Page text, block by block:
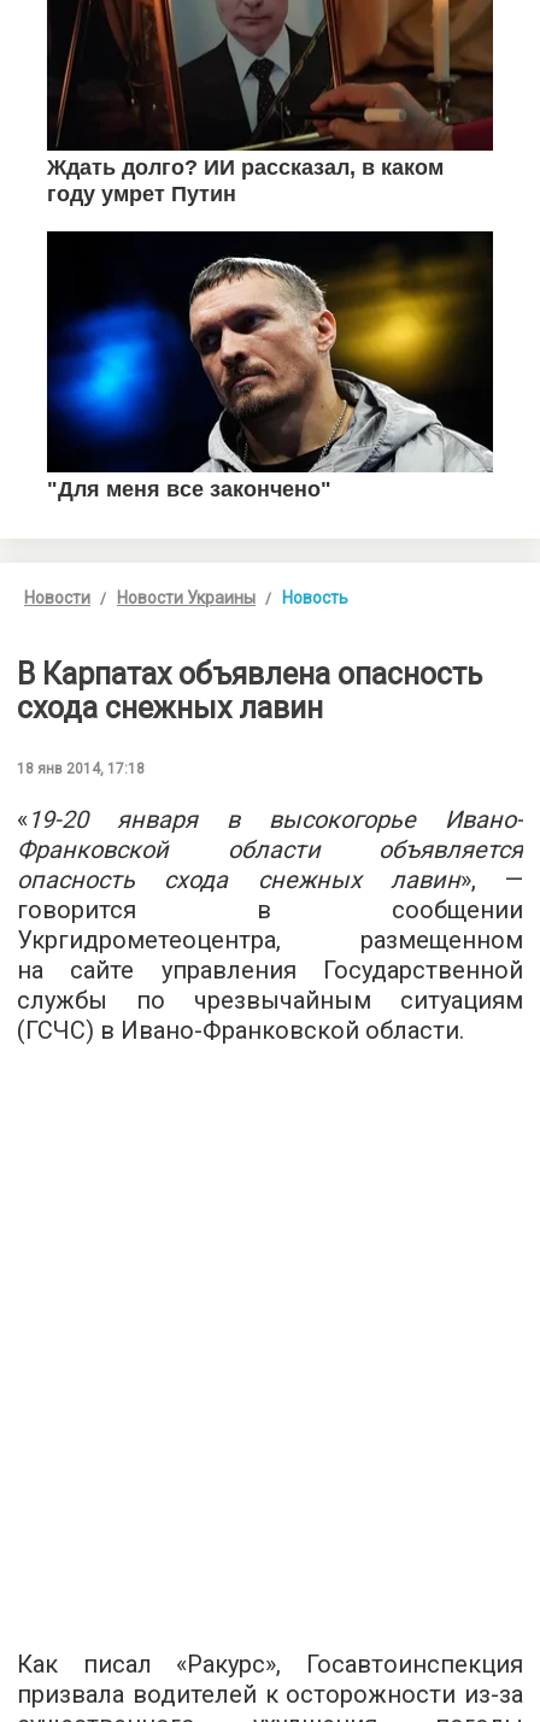
Новости Новости Украины Новость
В Карпатах объявлена опасность
схода снежных лавин
18 янв 2014, 17:18
«19-20 января в высокогорье Ивано-
Франковской области объявляется
опасность схода снежных лавин», —
говорится в сообщении
Укргидрометеоцентра, размещенном
на сайте управления Государственной
службы по чрезвычайным ситуациям
(ГСЧС) в Ивано-Франковской области.
Как писал «Ракурс», Госавтоинспекция
призвала водителей к осторожности из-за